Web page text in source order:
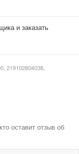
и заказать
219102804038,
оставит отзыв об